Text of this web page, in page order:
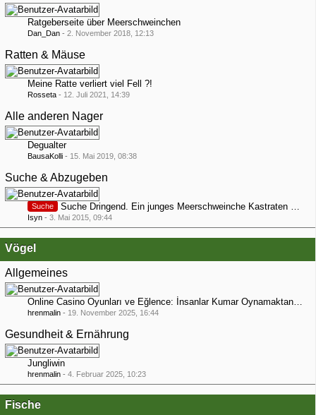
Ratgeberseite über Meerschweinchen
Dan_Dan - 2. November 2018, 12:13
Ratten & Mäuse
Meine Ratte verliert viel Fell ?!
Rosseta - 12. Juli 2021, 14:39
Alle anderen Nager
Degualter
BausaKolli - 15. Mai 2019, 08:38
Suche & Abzugeben
Suche Suche Dringend. Ein junges Meerschweinche Kastraten böckchen in Raum Düsseldorf wer verschenkt eins?
Isyn - 3. Mai 2015, 09:44
Vögel
Allgemeines
Online Casino Oyunları ve Eğlence: İnsanlar Kumar Oynamaktan Neden Hoşlanır?
hrenmalin - 19. November 2025, 16:44
Gesundheit & Ernährung
Jungliwin
hrenmalin - 4. Februar 2025, 10:23
Fische